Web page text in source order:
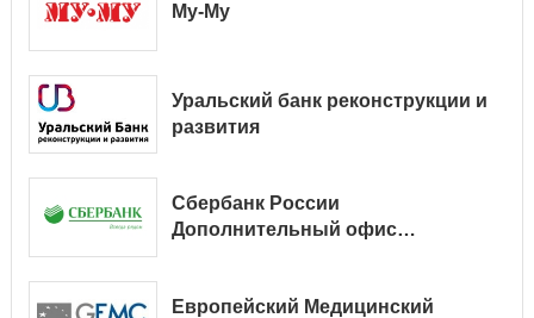
Му-Му
Уральский банк реконструкции и
развития
Сбербанк России
Дополнительный офис
Европейский Медицинский